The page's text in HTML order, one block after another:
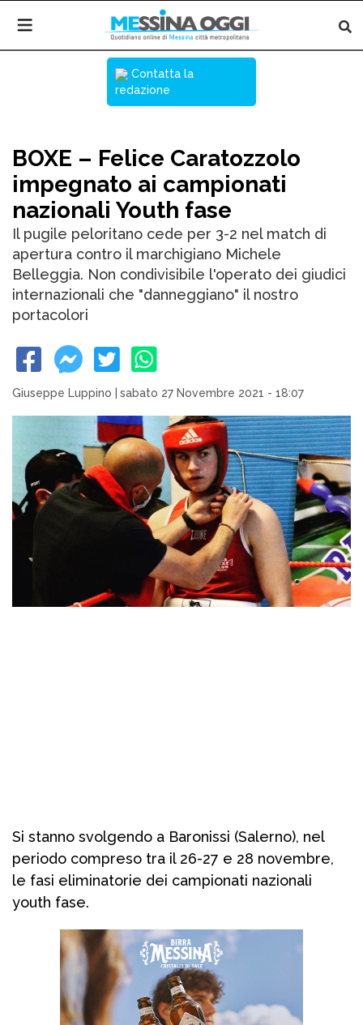
Contatta la
redazione
BOXE – Felice Caratozzolo
impegnato ai campionati
nazionali Youth fase
Il pugile peloritano cede per 3-2 nel match di
apertura contro il marchigiano Michele
Belleggia. Non condivisibile l'operato dei giudici
internazionali che "danneggiano" il nostro
portacolori
Giuseppe Luppino sabato 27 Novembre 2021 - 18:07
Si stanno svolgendo a Baronissi (Salerno), nel
periodo compreso tra il 26-27 e 28 novembre,
le fasi eliminatorie dei campionati nazionali
youth fase.